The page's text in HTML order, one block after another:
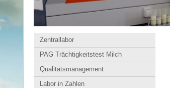
Zentrallabor
PAG Trächtigkeitstest Milch
Qualitätsmanagement
Labor in Zahlen